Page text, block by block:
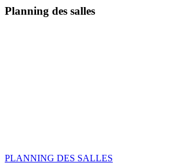
Planning des salles
PLANNING DES SALLES